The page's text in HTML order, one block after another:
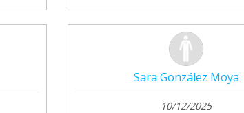
Sara González Moya
10/12/2025